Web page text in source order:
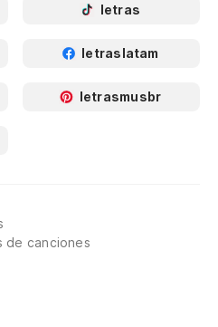
letras
letraslatam
letrasmusbr
de canciones